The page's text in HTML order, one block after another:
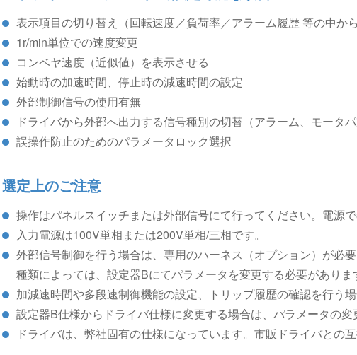
表示項目の切り替え（回転速度／負荷率／アラーム履歴 等の中か
1r/min単位での速度変更
コンベヤ速度（近似値）を表示させる
始動時の加速時間、停止時の減速時間の設定
外部制御信号の使用有無
ドライバから外部へ出力する信号種別の切替（アラーム、モータ
誤操作防止のためのパラメータロック選択
選定上のご注意
操作はパネルスイッチまたは外部信号にて行ってください。電源
入力電源は100V単相または200V単相/三相です。
外部信号制御を行う場合は、専用のハーネス（オプション）が必
種類によっては、設定器Bにてパラメータを変更する必要がありま
加減速時間や多段速制御機能の設定、トリップ履歴の確認を行う
設定器B仕様からドライバ仕様に変更する場合は、パラメータの変
ドライバは、弊社固有の仕様になっています。市販ドライバとの互